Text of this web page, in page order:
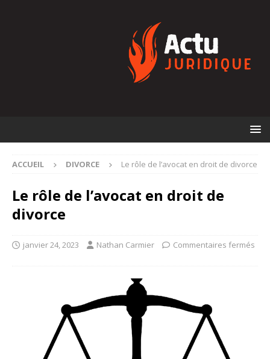
ACCUEIL DIVORCE Le rôle de l’avocat en droit de divorce
Le rôle de l’avocat en droit de
divorce
janvier 24, 2023 Nathan Carmier Commentaires fermés